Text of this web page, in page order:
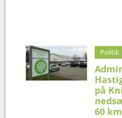
Politik
på
60